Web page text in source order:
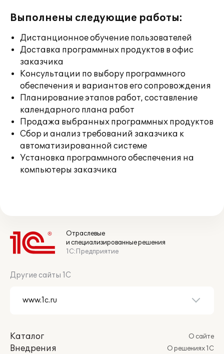
Выполнены следующие работы:
Дистанционное обучение пользователей
Доставка программных продуктов в офис
заказчика
Консультации по выбору программного
обеспечения и вариантов его сопровождения
Планирование этапов работ, составление
календарного плана работ
Продажа выбранных программных продуктов
Сбор и анализ требований заказчика к
автоматизированной системе
Установка программного обеспечения на
компьютеры заказчика
Отраслевые
и специализированные решения
1С:Предприятие
Другие сайты 1С
Каталог
Внедрения
О сайте
О решениях 1С